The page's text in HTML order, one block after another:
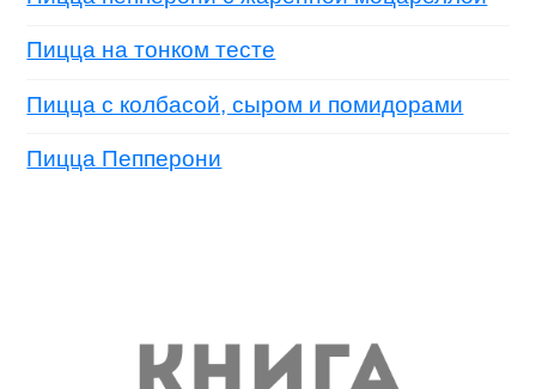
Пицца на тонком тесте
Пицца с колбасой, сыром и помидорами
Пицца Пепперони